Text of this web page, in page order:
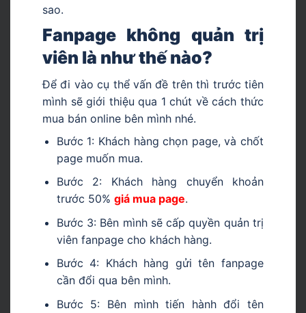
sao.
Fanpage không quản trị
viên là như thế nào?
Để đi vào cụ thể vấn đề trên thì trước tiên
mình sẽ giới thiệu qua 1 chút về cách thức
mua bán online bên mình nhé.
Bước 1: Khách hàng chọn page, và chốt
page muốn mua.
Bước 2: Khách hàng chuyển khoản
trước 50% giá mua page.
Bước 3: Bên mình sẽ cấp quyền quản trị
viên fanpage cho khách hàng.
Bước 4: Khách hàng gửi tên fanpage
cần đổi qua bên mình.
Bước 5: Bên mình tiến hành đổi tên